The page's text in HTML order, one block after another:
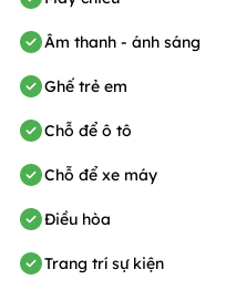
Âm thanh - ánh sáng
Ghế trẻ em
Chỗ để ô tô
Chỗ để xe máy
Điều hòa
Trang trí sự kiện